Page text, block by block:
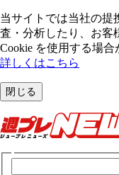
当サイトでは当社の提
査・分析したり、お客
Cookie を使⽤する場合
詳しくはこちら
閉じる